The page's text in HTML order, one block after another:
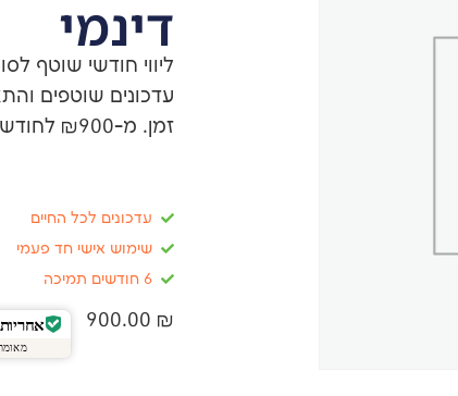
דינמי
עדכונים שוטפים
זמן. מ-₪900 לחודש.
עדכונים לכל החיים
שימוש אישי חד פעמי
6 חודשים תמיכה
900.00 ₪ אחריות